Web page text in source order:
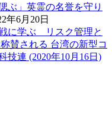
ぶ」英霊の名誉を守り
年6月20日
に学ぶ リスク管理と
賛される 台湾の新型コ
技連 (2020年10月16日)